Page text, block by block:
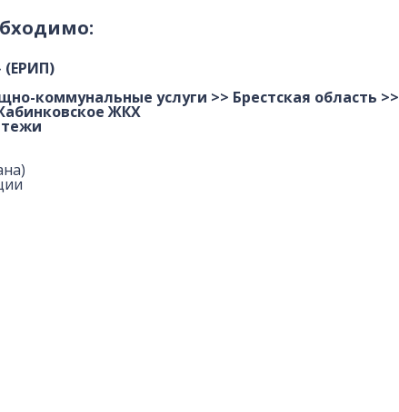
(ЕРИП)
коммунальные услуги >> Брестская область >>
ЖКХ